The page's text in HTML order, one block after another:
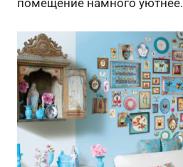
помещение намного уютнее.